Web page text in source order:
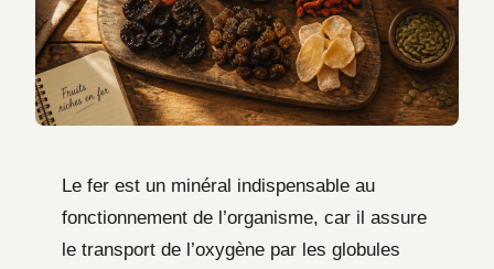
Le fer est un minéral indispensable au
fonctionnement de l’organisme, car il assure
le transport de l’oxygène par les globules